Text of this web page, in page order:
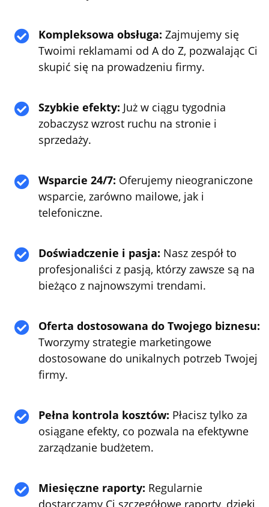
 Kompleksowa obsługa: Zajmujemy się
Twoimi reklamami od A do Z, pozwalając Ci
skupić się na prowadzeniu firmy.
 Szybkie efekty: Już w ciągu tygodnia
zobaczysz wzrost ruchu na stronie i
sprzedaży.
 Wsparcie 24/7: Oferujemy nieograniczone
wsparcie, zarówno mailowe, jak i
telefoniczne.
 Doświadczenie i pasja: Nasz zespół to
profesjonaliści z pasją, którzy zawsze są na
bieżąco z najnowszymi trendami.

Oferta dostosowana do Twojego biznesu:
Tworzymy strategie marketingowe
dostosowane do unikalnych potrzeb Twojej
firmy.
 Pełna kontrola kosztów: Płacisz tylko za
osiągane efekty, co pozwala na efektywne
zarządzanie budżetem.
 Miesięczne raporty: Regularnie
dostarczamy Ci szczegółowe raporty, dzięki